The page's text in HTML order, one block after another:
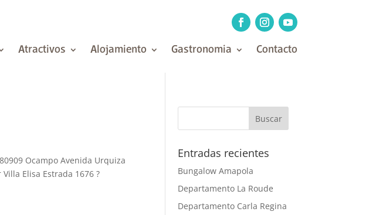
Atractivos Alojamiento Gastronomia Contacto
Ocampo Avenida Urquiza
Elisa Estrada 1676 ?
Entradas recientes
Bungalow Amapola
Departamento La Roude
Departamento Carla Regina